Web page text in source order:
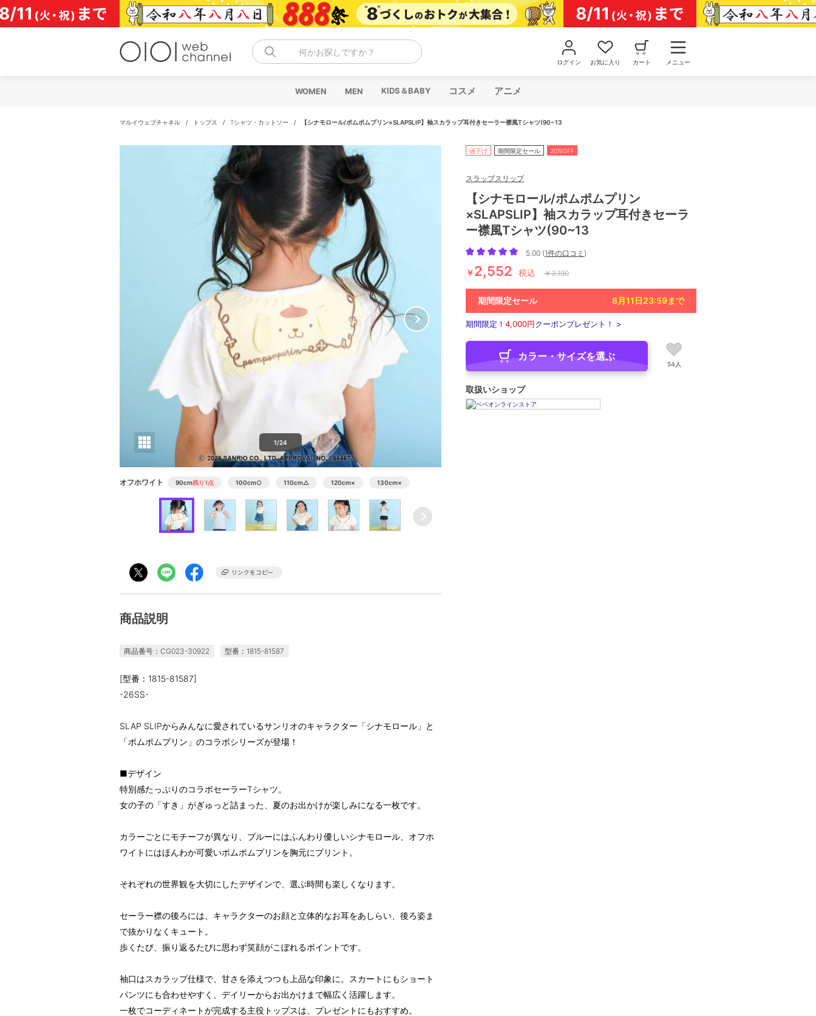
コ
ン
テ
何かお探しですか？
ログイン お気に入り カート メニュー
WOMEN MEN KIDS＆BABY コスメ アニメ
マルイウェブチャネル / トップス / Tシャツ・カットソー / 【シナモロール/ポムポムプリン×SLAPSLIP】袖スカラップ耳付きセーラー襟風Tシャツ(90~13
1/24
オフホワイト 90cm残り1点 100cm○ 110cm△ 120cm× 130cm×
商品説明
商品番号：CG023-30922 型番：1815-81587
[型番：1815-81587]
-26SS-
SLAP SLIPからみんなに愛されているサンリオのキャラクター「シナモロール」と
「ポムポムプリン」のコラボシリーズが登場！
■デザイン
特別感たっぷりのコラボセーラーTシャツ。
女の子の「すき」がぎゅっと詰まった、夏のお出かけが楽しみになる一枚です。
カラーごとにモチーフが異なり、ブルーにはふんわり優しいシナモロール、オフホ
ワイトにはほんわか可愛いポムポムプリンを胸元にプリント。
それぞれの世界観を大切にしたデザインで、選ぶ時間も楽しくなります。
セーラー襟の後ろには、キャラクターのお顔と立体的なお耳をあしらい、後ろ姿ま
で抜かりなくキュート。
歩くたび、振り返るたびに思わず笑顔がこぼれるポイントです。
袖口はスカラップ仕様で、甘さを添えつつも上品な印象に。スカートにもショート
パンツにも合わせやすく、デイリーからお出かけまで幅広く活躍します。
一枚でコーディネートが完成する主役トップスは、プレゼントにもおすすめ。
値下げ 期間限定セール 20%OFF
スラップスリップ
【シナモロール/ポムポムプリン
×SLAPSLIP】袖スカラップ耳付きセーラ
ー襟風Tシャツ(90~13
5.00 (1件の口コミ )
￥2,552 税込 ￥3,190
期間限定セール 8月11日23:59まで
期間限定！ 4,000円クーポンプレゼント！ >
カラー・サイズを選ぶ
54人
取扱いショップ